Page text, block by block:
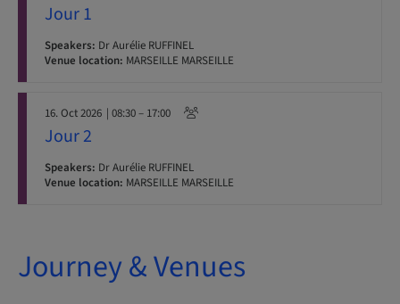
Jour 1
Speakers: Dr Aurélie RUFFINEL
Venue location: MARSEILLE MARSEILLE
16. Oct 2026 | 08:30 – 17:00
Jour 2
Speakers: Dr Aurélie RUFFINEL
Venue location: MARSEILLE MARSEILLE
Journey & Venues